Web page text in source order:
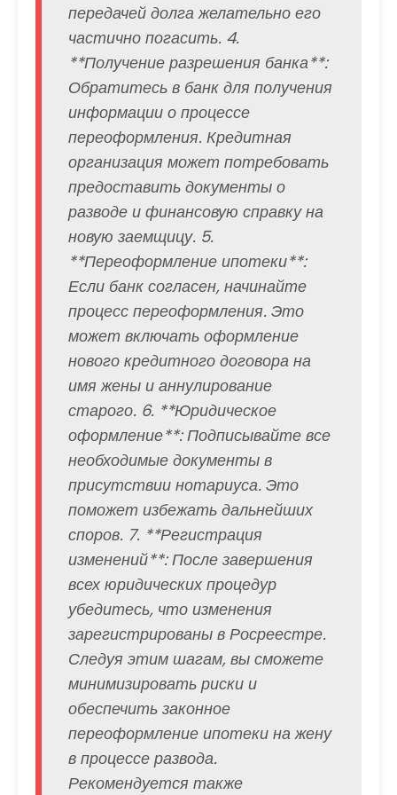
передачей долга желательно его
частично погасить. 4.
**Получение разрешения банка**:
Обратитесь в банк для получения
информации о процессе
переоформления. Кредитная
организация может потребовать
предоставить документы о
разводе и финансовую справку на
новую заемщицу. 5.
**Переоформление ипотеки**:
Если банк согласен, начинайте
процесс переоформления. Это
может включать оформление
нового кредитного договора на
имя жены и аннулирование
старого. 6. **Юридическое
оформление**: Подписывайте все
необходимые документы в
присутствии нотариуса. Это
поможет избежать дальнейших
споров. 7. **Регистрация
изменений**: После завершения
всех юридических процедур
убедитесь, что изменения
зарегистрированы в Росреестре.
Следуя этим шагам, вы сможете
минимизировать риски и
обеспечить законное
переоформление ипотеки на жену
в процессе развода.
Рекомендуется также